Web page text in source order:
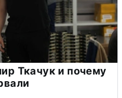
Ткачук и почему